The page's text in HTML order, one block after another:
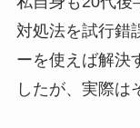
対処法を試行錯
ーを使えば解決
したが、実際は